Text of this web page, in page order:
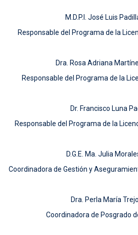
M.D.P.I. José Luis
Responsable del Programa de la
Dra. Rosa Adriana
Responsable del Programa de la
Dr. Francisco Luna
Responsable del Programa de la
D.G.E. Ma. Julia
Coordinadora de Gestión y
Dra. Perla María
Coordinadora de Posgrado